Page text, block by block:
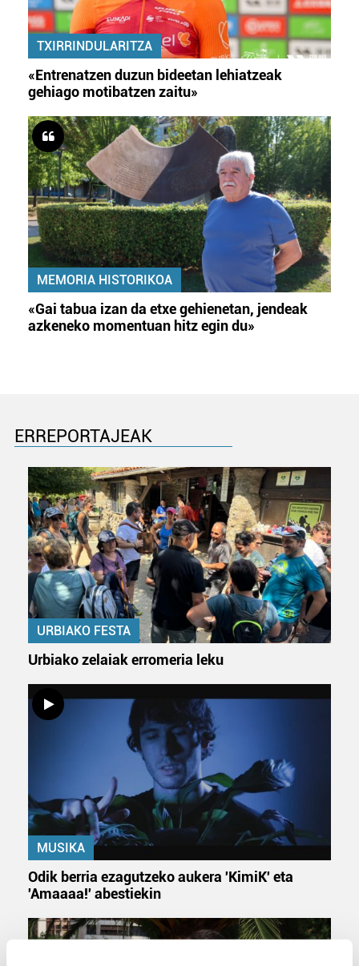
TXIRRINDULARITZA
«Entrenatzen duzun bideetan lehiatzeak
gehiago motibatzen zaitu»
MEMORIA HISTORIKOA
«Gai tabua izan da etxe gehienetan, jendeak
azkeneko momentuan hitz egin du»
ERREPORTAJEAK
URBIAKO FESTA
Urbiako zelaiak erromeria leku
MUSIKA
Odik berria ezagutzeko aukera 'KimiK' eta
'Amaaaa!' abestiekin